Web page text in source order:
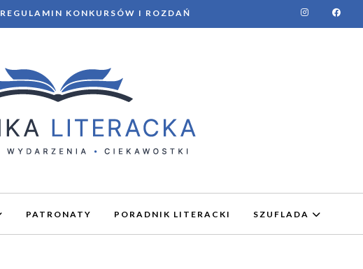
REGULAMIN KONKURSÓW I ROZDAŃ
PATRONATY PORADNIK LITERACKI SZUFLADA